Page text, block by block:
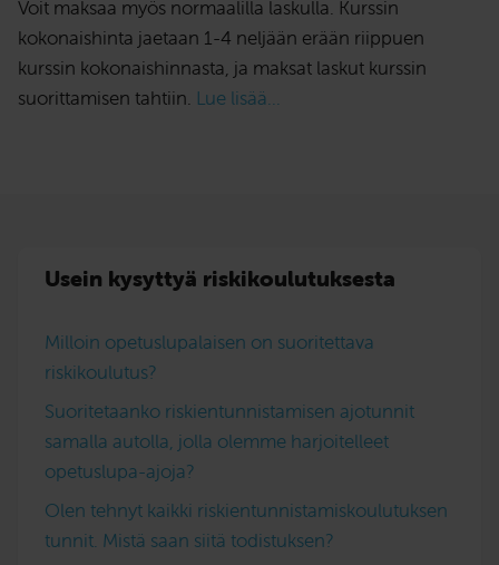
Voit maksaa myös normaalilla laskulla. Kurssin
kokonaishinta jaetaan 1-4 neljään erään riippuen
kurssin kokonaishinnasta, ja maksat laskut kurssin
suorittamisen tahtiin. Lue lisää...
Usein kysyttyä riskikoulutuksesta
Milloin opetuslupalaisen on suoritettava
riskikoulutus?
Suoritetaanko riskientunnistamisen ajotunnit
samalla autolla, jolla olemme harjoitelleet
opetuslupa-ajoja?
Olen tehnyt kaikki riskientunnistamiskoulutuksen
tunnit. Mistä saan siitä todistuksen?